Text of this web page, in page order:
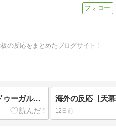
の反応をまとめたブログサイト！
海外の反応【天幕のジャードゥーガル】6話 ドレゲネの過去回良すぎた…アニメ・オブ・ザ・イヤーだろこれ
12日前